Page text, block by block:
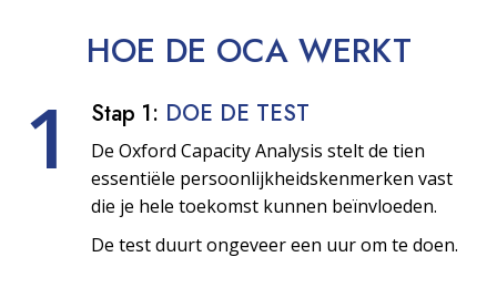
HOE DE OCA WERKT
1 Stap 1: DOE DE TEST
De Oxford Capacity Analysis stelt de tien
essentiële persoonlijkheids­kenmerken vast
die je hele toekomst kunnen beïnvloeden.
De test duurt ongeveer een uur om te doen.